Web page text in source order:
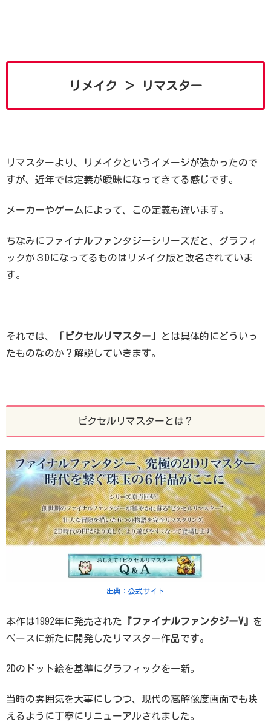
リメイク ＞ リマスター
リマスターより、リメイクというイメージが強かったので
すが、近年では定義が曖昧になってきてる感じです。
メーカーやゲームによって、この定義も違います。
ちなみにファイナルファンタジーシリーズだと、グラフィ
ックが３Dになってるものはリメイク版と改名されていま
す。
それでは、 「ピクセルリマスター」
とは具体的にどういっ
たものなのか？解説していきます。
ピクセルリマスターとは？
出典：公式サイト
本作は1992年に発売された 『ファイナルファンタジーV』 を
ベースに新たに開発したリマスター作品です。
2Dのドット絵を基準にグラフィックを一新。
当時の雰囲気を大事にしつつ、現代の高解像度画面でも映
えるように丁寧にリニューアルされました。